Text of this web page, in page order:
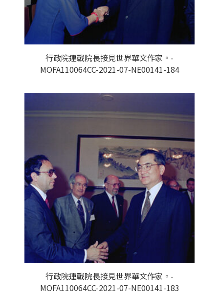
行政院連戰院長接見世界華文作家。-
MOFA110064CC-2021-07-NE00141-184
行政院連戰院長接見世界華文作家。-
MOFA110064CC-2021-07-NE00141-183